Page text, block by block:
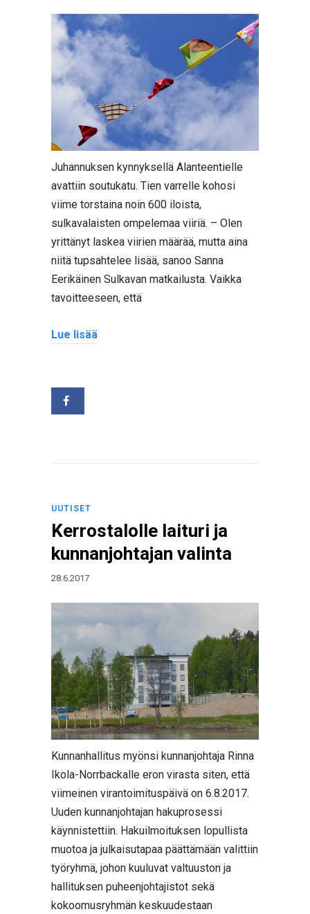
Juhannuksen kynnyksellä Alanteentielle
avattiin soutukatu. Tien varrelle kohosi
viime torstaina noin 600 iloista,
sulkavalaisten ompelemaa viiriä. – Olen
yrittänyt laskea viirien määrää, mutta aina
niitä tupsahtelee lisää, sanoo Sanna
Eerikäinen Sulkavan matkailusta. Vaikka
tavoitteeseen, että
Lue lisää
UUTISET
Kerrostalolle laituri ja
kunnanjohtajan valinta
28.6.2017
Kunnanhallitus myönsi kunnanjohtaja Rinna
Ikola-Norrbackalle eron virasta siten, että
viimeinen virantoimituspäivä on 6.8.2017.
Uuden kunnanjohtajan hakuprosessi
käynnistettiin. Hakuilmoituksen lopullista
muotoa ja julkaisutapaa päättämään valittiin
työryhmä, johon kuuluvat valtuuston ja
hallituksen puheenjohtajistot sekä
kokoomusryhmän keskuudestaan